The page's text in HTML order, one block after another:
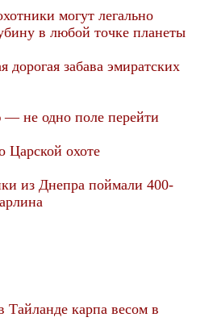
могут легально
в любой точке планеты
дорогая забава эмиратских
— не одно поле перейти
Царской охоте
из Днепра поймали 400-
Тайланде карпа весом в